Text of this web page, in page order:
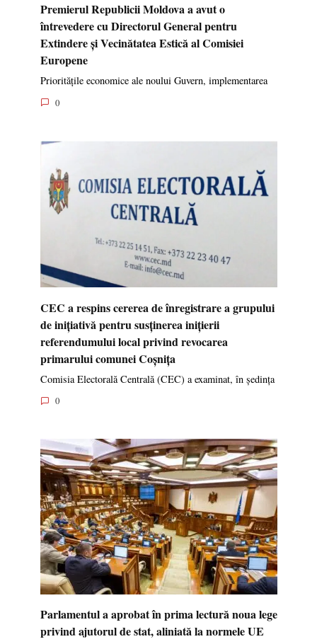
Premierul Republicii Moldova a avut o
întrevedere cu Directorul General pentru
Extindere și Vecinătatea Estică al Comisiei
Europene
Prioritățile economice ale noului Guvern, implementarea
0
CEC a respins cererea de înregistrare a grupului
de inițiativă pentru susținerea inițierii
referendumului local privind revocarea
primarului comunei Coșnița
Comisia Electorală Centrală (CEC) a examinat, în ședința
0
Parlamentul a aprobat în prima lectură noua lege
privind ajutorul de stat, aliniată la normele UE